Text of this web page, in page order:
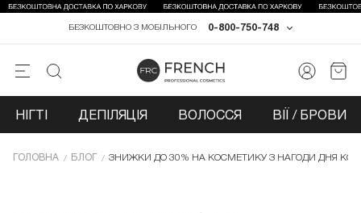
0-800-750-748
БЕЗКОШТОВНО З МОБІЛЬНОГО
НІГТІ ДЕПІЛЯЦІЯ ВОЛОССЯ ВІЇ / БРОВИ
ГОЛОВНА БЛОГ ЗНИЖКИ ДО 30% НА КОСМЕТИКУ З НАГОДИ ДНЯ